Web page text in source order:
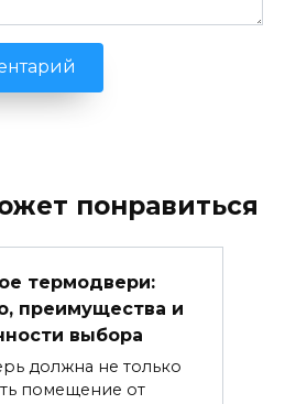
понравиться
термодвери:
преимущества и
выбора
должна не только
помещение от